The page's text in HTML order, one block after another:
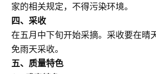
家的相关规定，不得污染环境。
四、采收
在五月中下旬开始采摘。采收要在晴
免雨天采收。
五、质量特色